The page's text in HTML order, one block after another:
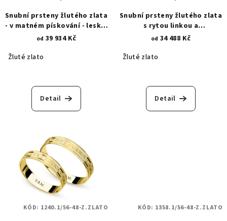
Snubní prsteny žlutého zlata
- v matném pískování - lesklá
povrchová úprava -
od 39 934 Kč
Žluté zlato
Detail
Snubní prsteny žlutého zlata
s rytou linkou a
diamantovými hroty 1345.1
od 34 488 Kč
Žluté zlato
Detail
KÓD: 1240.1/56-48-Z.ZLATO KÓD: 1358.1/56-48-Z.ZLATO